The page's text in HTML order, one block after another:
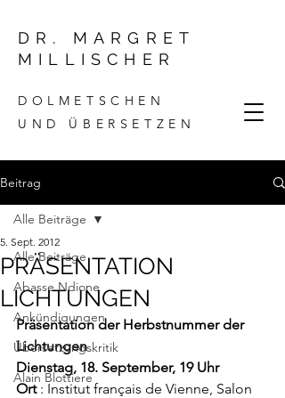
DR. MARGRET
MILLISCHER
DOLMETSCHEN
UND ÜBERSETZEN
Beitrag
Alle Beiträge
Abasse Ndione
Ankündigungen
Übersetzungskritik
Alain Blottiere
Alle Beiträge
PRÄSENTATION
LICHTUNGEN
5. Sept. 2012
Präsentation der Herbstnummer der
Lichtungen
Dienstag, 18. September, 19 Uhr
Ort : Institut français de Vienne, Salon